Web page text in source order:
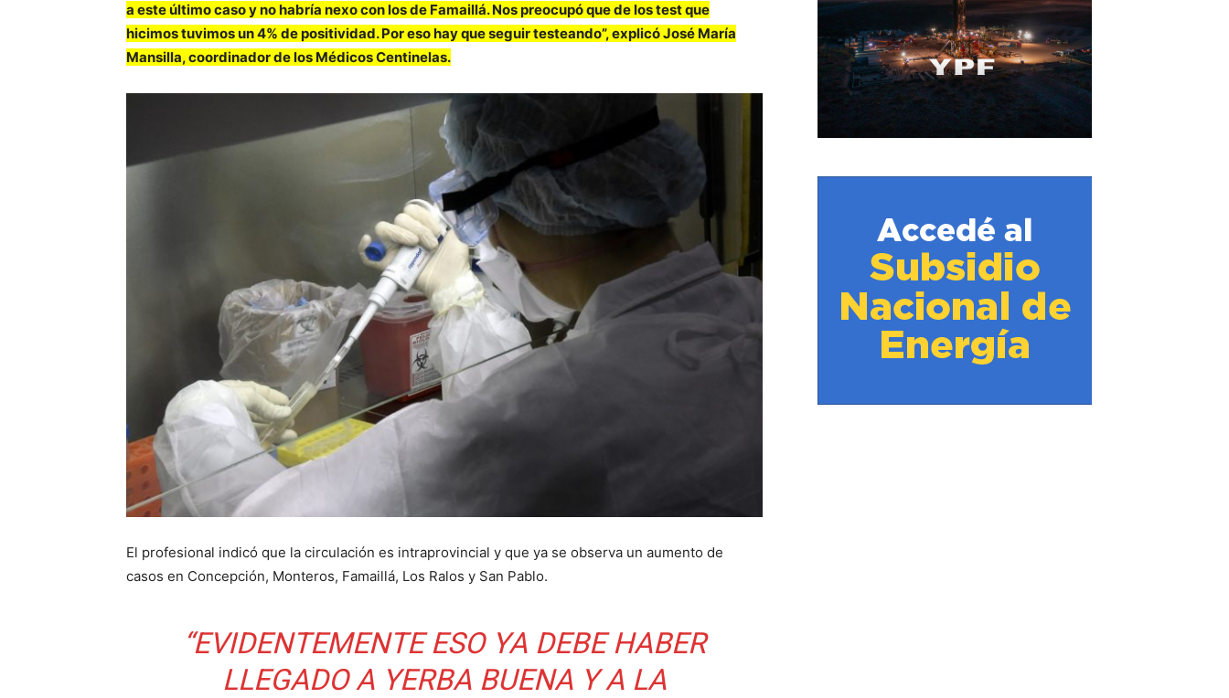
a este último caso y no habría nexo con los de Famaillá. Nos preocupó que de los test que
hicimos tuvimos un 4% de positividad. Por eso hay que seguir testeando”, explicó José María
Mansilla, coordinador de los Médicos Centinelas.
El profesional indicó que la circulación es intraprovincial y que ya se observa un aumento de
casos en Concepción, Monteros, Famaillá, Los Ralos y San Pablo.
“EVIDENTEMENTE ESO YA DEBE HABER
LLEGADO A YERBA BUENA Y A LA